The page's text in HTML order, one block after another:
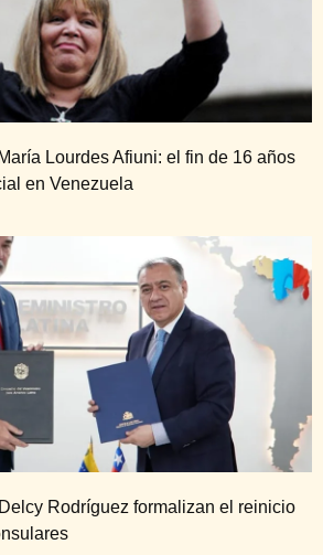
Lourdes Afiuni: el fin de 16 años
en Venezuela
Rodríguez formalizan el reinicio